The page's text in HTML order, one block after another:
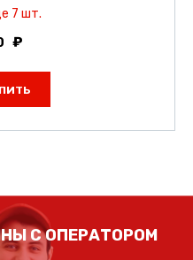
7 шт.
С ОПЕРАТОРОМ